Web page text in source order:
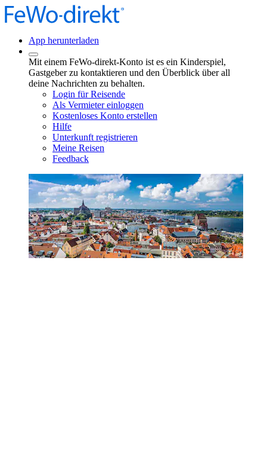
App herunterladen
Mit einem FeWo-direkt-Konto ist es ein Kinderspiel,
Gastgeber zu kontaktieren und den Überblick über all
deine Nachrichten zu behalten.
Login für Reisende
Als Vermieter einloggen
Kostenloses Konto erstellen
Hilfe
Unterkunft registrieren
Meine Reisen
Feedback